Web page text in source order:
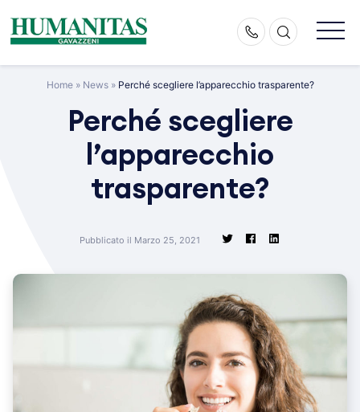
content
Home» News» Perché scegliere l’apparecchio trasparente?
Perché scegliere
l’apparecchio
trasparente?
Pubblicato il Marzo 25, 2021